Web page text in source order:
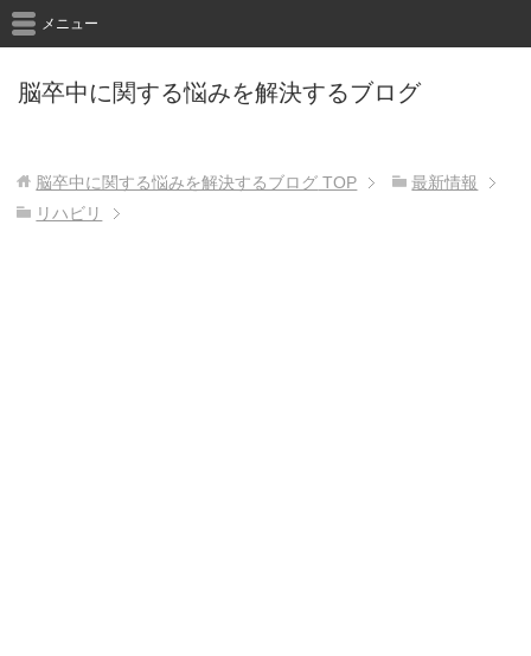
脳卒中に関する悩みを解決するブログ
メニュー
脳卒中に関する悩みを解決するブログ TOP
最新情報
リハビリ